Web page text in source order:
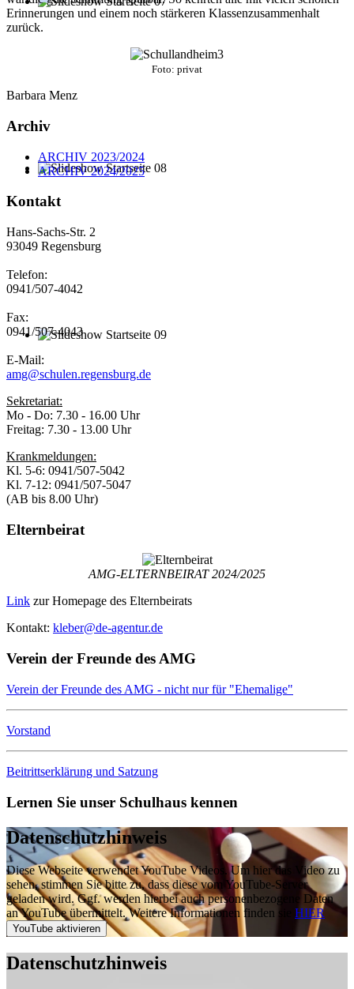
Erinnerungen und einem noch stärkeren Klassenzusammenhalt
zurück.
Foto: privat
Barbara Menz
Archiv
ARCHIV 2023/2024
ARCHIV 2024/2025
Kontakt
Hans-Sachs-Str. 2
93049 Regensburg
Telefon:
0941/507-4042
Fax:
0941/507-4043
E-Mail:
amg@schulen.regensburg.de
Sekretariat:
Mo - Do: 7.30 - 16.00 Uhr
Freitag: 7.30 - 13.00 Uhr
Krankmeldungen:
Kl. 5-6: 0941/507-5042
Kl. 7-12: 0941/507-5047
(AB bis 8.00 Uhr)
Elternbeirat
AMG-ELTERNBEIRAT 2024/2025
Link zur Homepage des Elternbeirats
Kontakt: kleber@de-agentur.de
Verein der Freunde des AMG
Verein der Freunde des AMG - nicht nur für "Ehemalige"
Vorstand
Beitrittserklärung und Satzung
Lernen Sie unser Schulhaus kennen
Datenschutzhinweis
Diese Webseite verwendet YouTube Videos. Um hier das Video zu
sehen, stimmen Sie bitte zu, dass diese vom YouTube-Server
geladen wird. Ggf. werden hierbei auch personenbezogene Daten
an YouTube übermittelt. Weitere Informationen finden sie HIER
Datenschutzhinweis